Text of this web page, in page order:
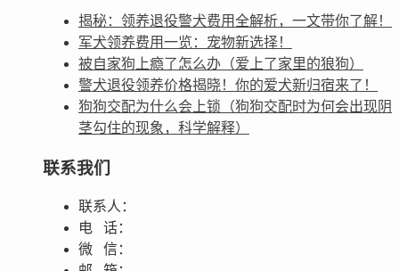
揭秘：领养退役警犬费用全解析，一文带你了解！
军犬领养费用一览：宠物新选择！
被自家狗上瘾了怎么办（爱上了家里的狼狗）
警犬退役领养价格揭晓！你的爱犬新归宿来了！
狗狗交配为什么会上锁（狗狗交配时为何会出现阴
茎勾住的现象，科学解释）
联系我们
联系人：
电 话：
微 信：